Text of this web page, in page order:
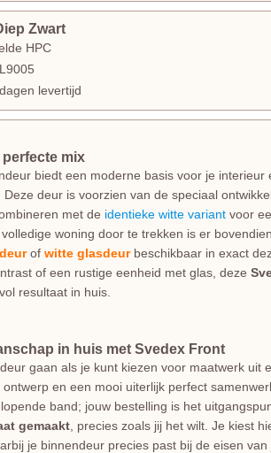
Zwart
HPC
levertijd
mix
biedt een moderne basis voor je interieur
deur is voorzien van de speciaal
met de identieke witte variant voor
woning door te trekken is er
of witte glasdeurbeschikbaar in exact
of een rustige eenheid met glas, deze
resultaat in huis.
in huis met Svedex Front
gaan als je kunt kiezen voor maatwerk uit
en een mooi uiterlijk perfect
band; jouw bestelling is het
gemaakt , precies zoals jij het wilt. Je kiest
je binnendeur precies past bij de eisen van